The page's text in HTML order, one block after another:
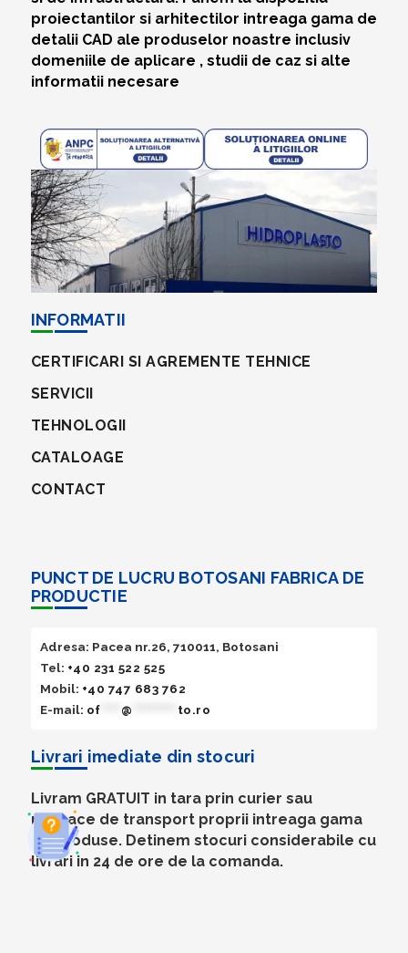
proiectantilor si arhitectilor intreaga gama de
detalii CAD ale produselor noastre inclusiv
domeniile de aplicare , studii de caz si alte
informatii necesare
INFORMATII
CERTIFICARI SI AGREMENTE TEHNICE
SERVICII
TEHNOLOGII
CATALOAGE
CONTACT
PUNCT DE LUCRU BOTOSANI FABRICA DE
PRODUCTIE
Adresa: Pacea nr.26, 710011, Botosani
Tel: +40 231 522 525
Mobil: +40 747 683 762
E-mail: of @ to.ro
Livrari imediate din stocuri
Livram GRATUIT in tara prin curier sau
mijloace de transport proprii intreaga gama
de produse. Detinem stocuri considerabile cu
livrari in 24 de ore de la comanda.